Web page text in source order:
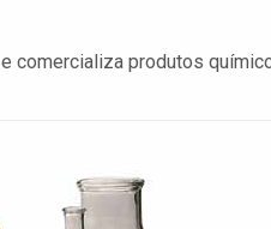
comercializa produtos